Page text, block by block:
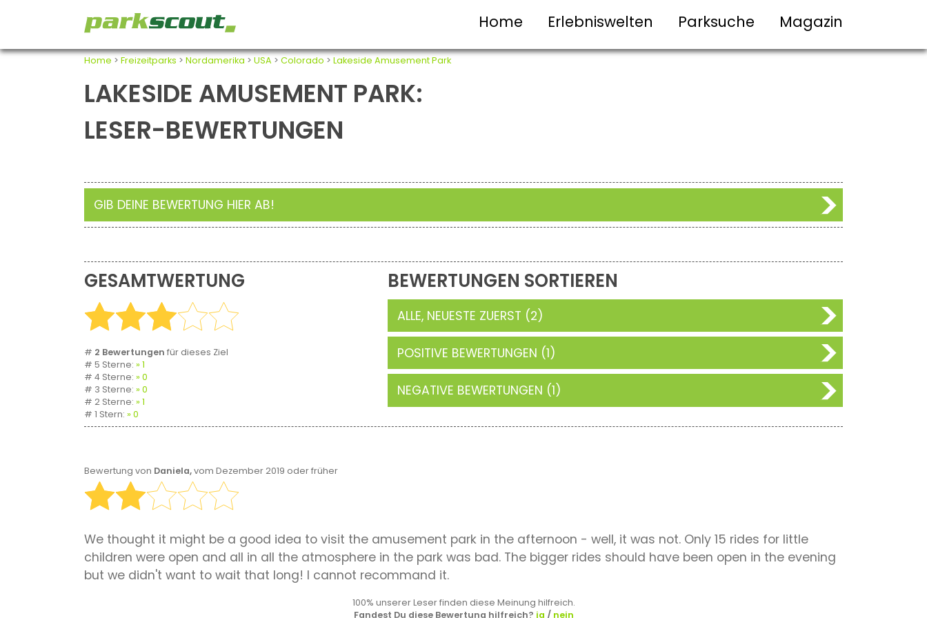
Home Erlebniswelten Parksuche Magazin
Home > Freizeitparks > Nordamerika > USA > Colorado > Lakeside Amusement Park
LAKESIDE AMUSEMENT PARK:
LESER-BEWERTUNGEN
GIB DEINE BEWERTUNG HIER AB!
GESAMTWERTUNG
# 2 Bewertungen für dieses Ziel
# 5 Sterne:
1
# 4 Sterne:
0
# 3 Sterne:
0
# 2 Sterne:
1
# 1 Stern:
0
BEWERTUNGEN SORTIEREN
ALLE, NEUESTE ZUERST (2)
POSITIVE BEWERTUNGEN (1)
NEGATIVE BEWERTUNGEN (1)
Bewertung von Daniela,vom Dezember 2019 oder früher
We thought it might be a good idea to visit the amusement park in the afternoon - well, it was not. Only 15 rides for little
children were open and all in all the atmosphere in the park was bad. The bigger rides should have been open in the evening
but we didn't want to wait that long! I cannot recommand it.
100% unserer Leser finden diese Meinung hilfreich.
Fandest Du diese Bewertung hilfreich? ja / nein